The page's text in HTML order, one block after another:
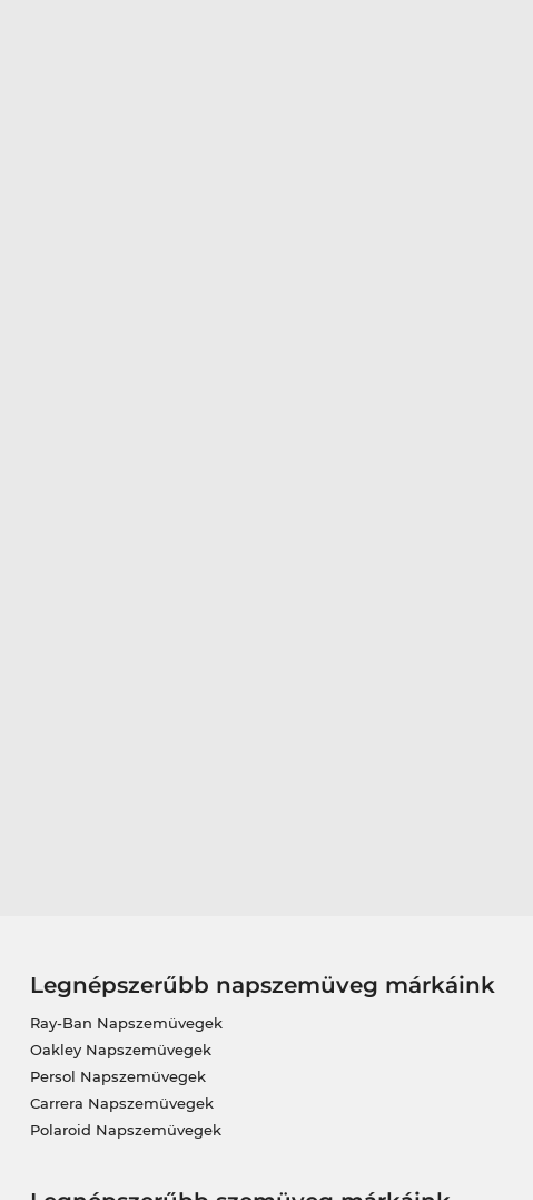
Legnépszerűbb napszemüveg márkáink
Ray-Ban Napszemüvegek
Oakley Napszemüvegek
Persol Napszemüvegek
Carrera Napszemüvegek
Polaroid Napszemüvegek